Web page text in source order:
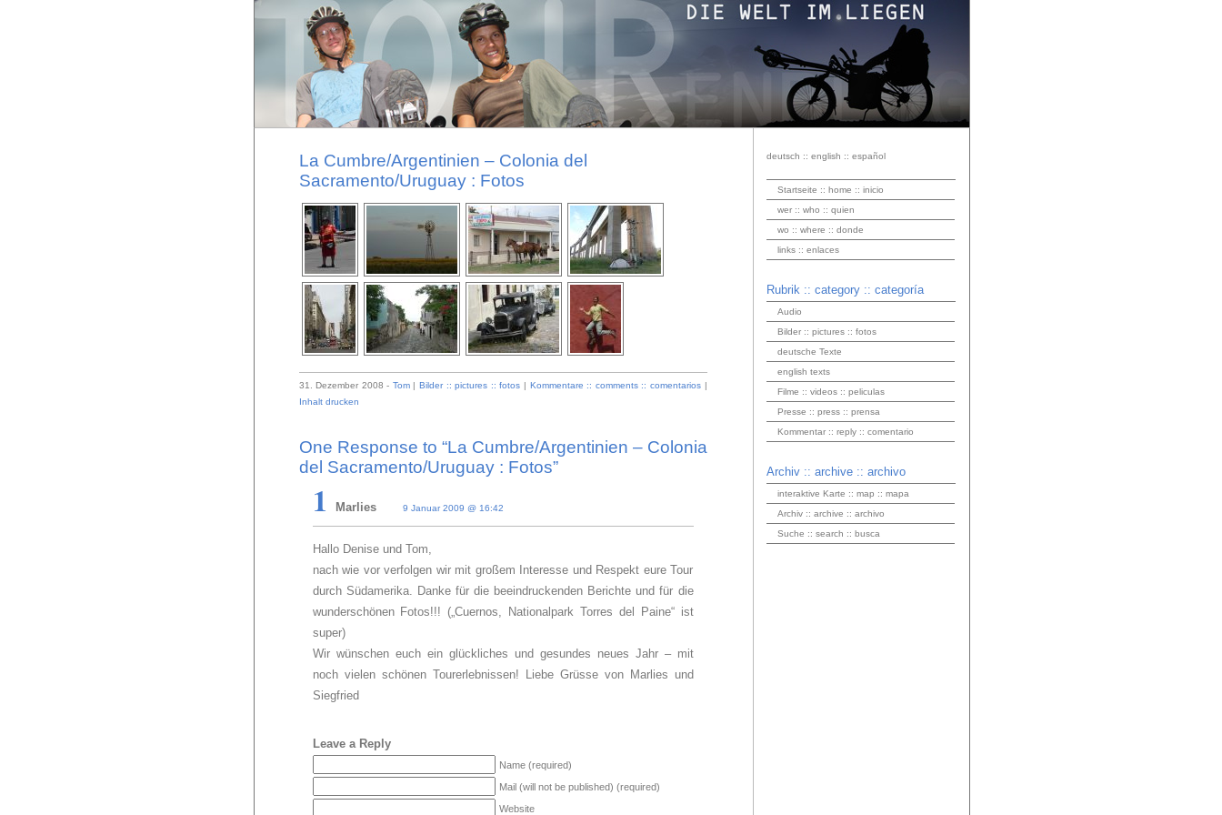
La Cumbre/Argentinien – Colonia del
Sacramento/Uruguay : Fotos
31. Dezember 2008 - Tom|Bilder :: pictures :: fotos | Kommentare :: comments :: comentarios|
Inhalt drucken
One Response to “La Cumbre/Argentinien – Colonia
del Sacramento/Uruguay : Fotos”
1 Marlies 9 Januar 2009 @ 16:42
Hallo Denise und Tom,
nach wie vor verfolgen wir mit großem Interesse und Respekt eure Tour
durch Südamerika. Danke für die beeindruckenden Berichte und für die
wunderschönen Fotos!!! („Cuernos, Nationalpark Torres del Paine“ ist
super)
Wir wünschen euch ein glückliches und gesundes neues Jahr – mit
noch vielen schönen Tourerlebnissen! Liebe Grüsse von Marlies und
Siegfried
Leave a Reply
Name (required)
Mail (will not be published) (required)
Website
deutsch :: english :: español
Startseite :: home :: inicio
wer :: who :: quien
wo :: where :: donde
links :: enlaces
Rubrik :: category :: categoría
Audio
Bilder :: pictures :: fotos
deutsche Texte
english texts
Filme :: videos :: peliculas
Presse :: press :: prensa
Kommentar :: reply :: comentario
Archiv :: archive :: archivo
interaktive Karte :: map :: mapa
Archiv :: archive :: archivo
Suche :: search :: busca